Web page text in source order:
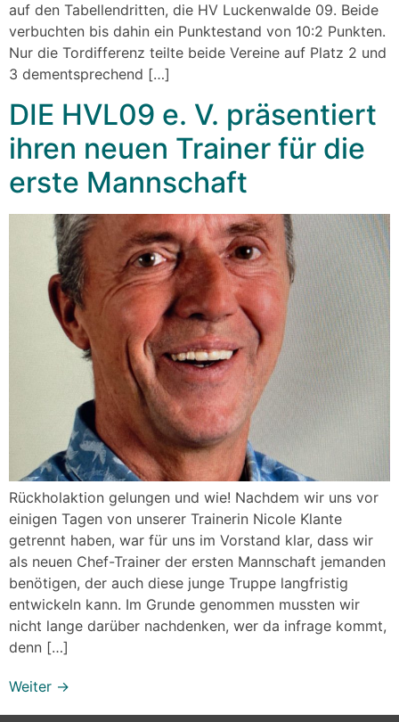
auf den Tabellendritten, die HV Luckenwalde 09. Beide
verbuchten bis dahin ein Punktestand von 10:2 Punkten.
Nur die Tordifferenz teilte beide Vereine auf Platz 2 und
3 dementsprechend […]
DIE HVL09 e. V. präsentiert
ihren neuen Trainer für die
erste Mannschaft
Rückholaktion gelungen und wie! Nachdem wir uns vor
einigen Tagen von unserer Trainerin Nicole Klante
getrennt haben, war für uns im Vorstand klar, dass wir
als neuen Chef-Trainer der ersten Mannschaft jemanden
benötigen, der auch diese junge Truppe langfristig
entwickeln kann. Im Grunde genommen mussten wir
nicht lange darüber nachdenken, wer da infrage kommt,
denn […]
Weiter →